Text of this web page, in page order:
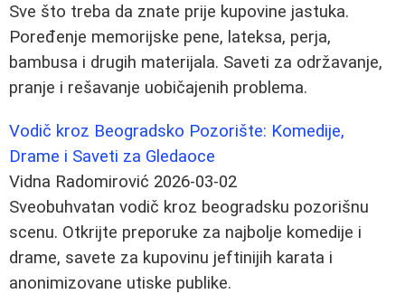
Sve što treba da znate prije kupovine jastuka.
Poređenje memorijske pene, lateksa, perja,
bambusa i drugih materijala. Saveti za održavanje,
pranje i rešavanje uobičajenih problema.
Vodič kroz Beogradsko Pozorište: Komedije,
Drame i Saveti za Gledaoce
Vidna Radomirović 2026-03-02
Sveobuhvatan vodič kroz beogradsku pozorišnu
scenu. Otkrijte preporuke za najbolje komedije i
drame, savete za kupovinu jeftinijih karata i
anonimizovane utiske publike.